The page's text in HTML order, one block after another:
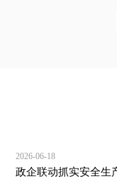
2026-06-18
政企联动抓实安全生